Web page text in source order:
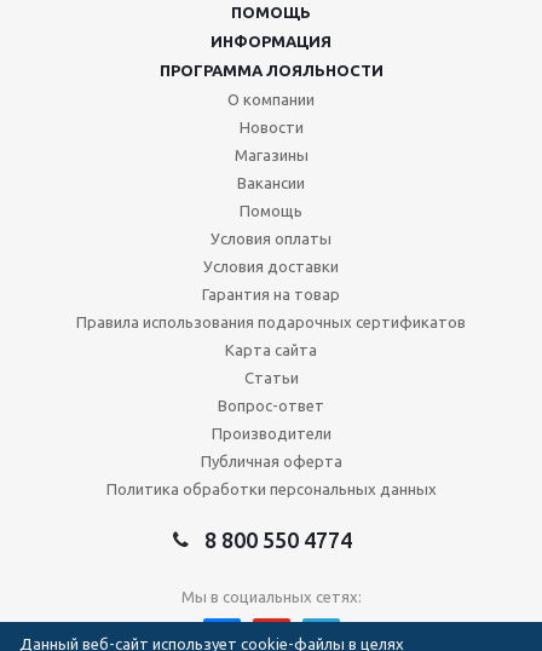
ПОМОЩЬ
ИНФОРМАЦИЯ
ПРОГРАММА ЛОЯЛЬНОСТИ
О компании
Новости
Магазины
Вакансии
Помощь
Условия оплаты
Условия доставки
Гарантия на товар
Правила использования подарочных сертификатов
Карта сайта
Статьи
Вопрос-ответ
Производители
Публичная оферта
Политика обработки персональных данных
8 800 550 4774
Мы в социальных сетях:
Данный веб-сайт использует cookie-файлы в целях